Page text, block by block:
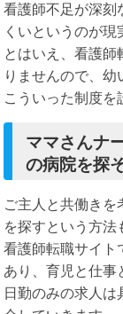
看護師不足が深刻
くいというのが現
とはいえ、看護師
りませんので、幼
こういった制度を
ママさんナ
の病院を探
ご主人と共働きを
を探すという方法
看護師転職サイト
あり、育児と仕事
日勤のみの求人